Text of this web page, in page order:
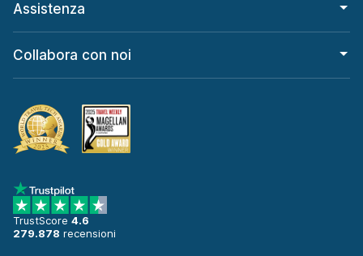
Assistenza
Collabora con noi
TrustScore 4.6
279.878 recensioni